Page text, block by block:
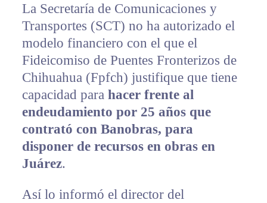
La Secretaría de Comunicaciones y
Transportes (SCT) no ha autorizado el
modelo financiero con el que el
Fideicomiso de Puentes Fronterizos de
Chihuahua (Fpfch) justifique que tiene
capacidad para hacer frente al
endeudamiento por 25 años que
contrató con Banobras, para
disponer de recursos en obras en
Juárez.
Así lo informó el director del